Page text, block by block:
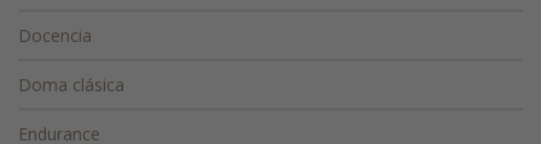
Docencia
Doma clásica
Endurance